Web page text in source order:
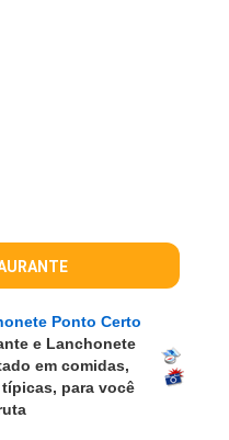
Ponto Certo
e Lanchonete
em comidas,
para você